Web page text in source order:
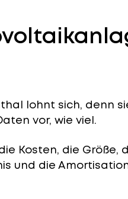
lohnt sich, denn
vor, wie viel.
Kosten, die Größe,
und die